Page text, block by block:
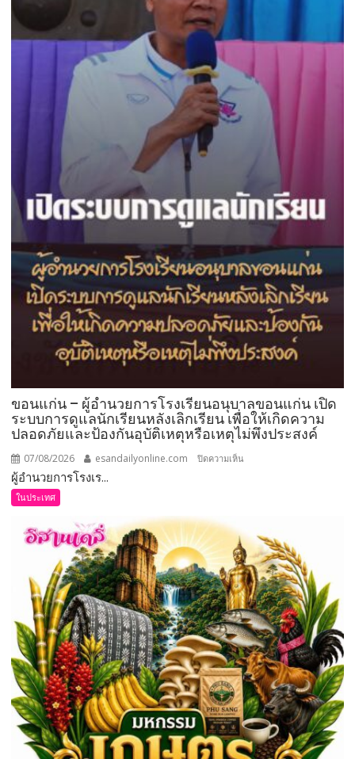
ขอนแก่น – ผู้อำนวยการโรงเรียนอนุบาลขอนแก่น เปิด
ระบบการดูแลนักเรียนหลังเลิกเรียน เพื่อให้เกิดความ
ปลอดภัยและป้องกันอุบัติเหตุหรือเหตุไม่พึงประสงค์
07/08/2026 esandailyonline.com ปิดความเห็น
การ
โรงเรียน
อนุบาล
ขอนแก่น
เปิด
ระบบ
การ
ดูแล
นักเรียน
หลัง
เลิก
เรียน
เพื่อ
ผู้อำนวยการโรงเร...
ในประเทศ